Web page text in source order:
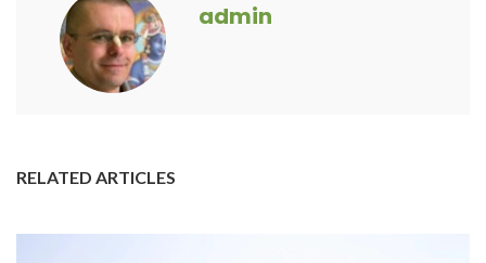
admin
RELATED ARTICLES